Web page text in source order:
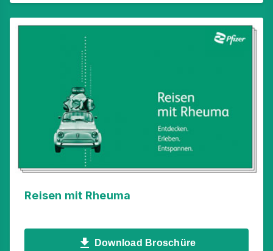
Reisen mit Rheuma
Download Broschüre